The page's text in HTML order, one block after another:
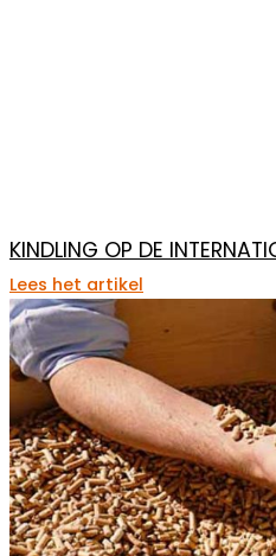
KINDLING OP DE
Lees het artikel